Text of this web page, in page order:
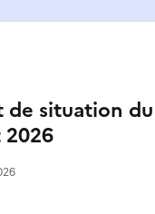
de situation du